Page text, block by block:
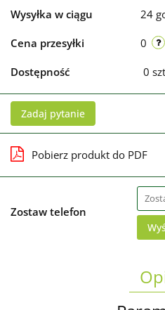
Wysyłka w ciągu 24
Cena przesyłki 0
Dostępność 0
Zadaj pytanie
Pobierz produkt do PDF
Zostaw telefon